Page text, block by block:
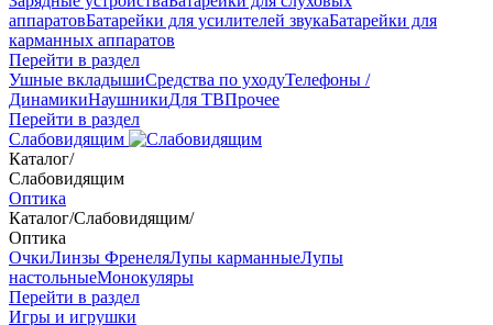
аппаратовБатарейки для усилителей звукаБатарейки для
карманных аппаратов
Перейти в раздел
Ушные вкладышиСредства по уходуТелефоны /
ДинамикиНаушникиДля ТВПрочее
Перейти в раздел
Слабовидящим
Каталог/
Слабовидящим
Оптика
Каталог/Слабовидящим/
Оптика
ОчкиЛинзы ФренеляЛупы карманныеЛупы
настольныеМонокуляры
Перейти в раздел
Игры и игрушки